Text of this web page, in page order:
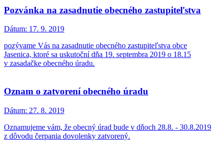
Pozvánka na zasadnutie obecného zastupiteľstva
Dátum: 17. 9. 2019
pozývame Vás na zasadnutie obecného zastupiteľstva obce
Jasenica, ktoré sa uskutoční dňa 19. septembra 2019 o 18.15
v zasadačke obecného úradu.
Oznam o zatvorení obecného úradu
Dátum: 27. 8. 2019
Oznamujeme vám, že obecný úrad bude v dňoch 28.8. - 30.8.2019
z dôvodu čerpania dovolenky zatvorený.